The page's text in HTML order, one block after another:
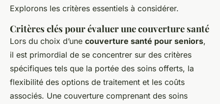
Explorons les critères essentiels à considérer.
Critères clés pour évaluer une couverture santé
Lors du choix d’une couverture santé pour seniors,
il est primordial de se concentrer sur des critères
spécifiques tels que la portée des soins offerts, la
flexibilité des options de traitement et les coûts
associés. Une couverture comprenant des soins